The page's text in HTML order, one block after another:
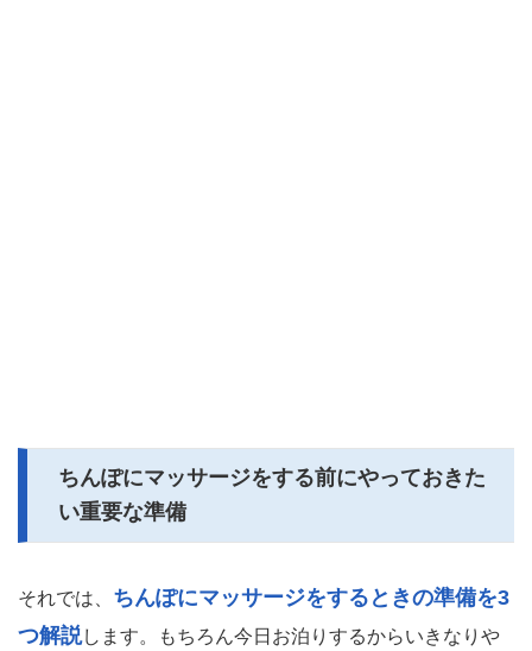
ちんぽにマッサージをする前にやっておきた
い重要な準備
それでは、 ちんぽにマッサージをするときの準備を3
つ解説します。もちろん今日お泊りするからいきなりや